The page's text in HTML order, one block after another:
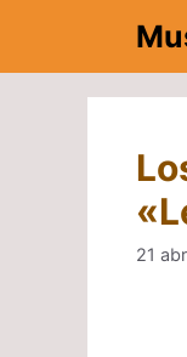
contenido
21